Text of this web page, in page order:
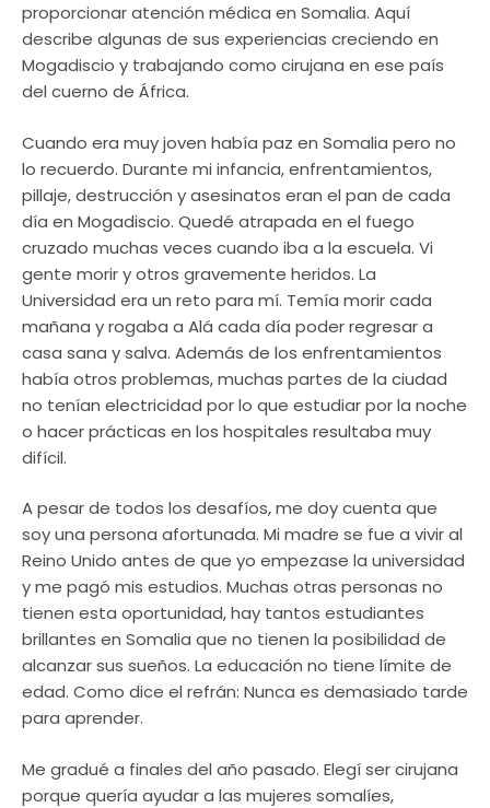
proporcionar atención médica en Somalia. Aquí
describe algunas de sus experiencias creciendo en
Mogadiscio y trabajando como cirujana en ese país
del cuerno de África.
Cuando era muy joven había paz en Somalia pero no
lo recuerdo. Durante mi infancia, enfrentamientos,
pillaje, destrucción y asesinatos eran el pan de cada
día en Mogadiscio. Quedé atrapada en el fuego
cruzado muchas veces cuando iba a la escuela. Vi
gente morir y otros gravemente heridos. La
Universidad era un reto para mí. Temía morir cada
mañana y rogaba a Alá cada día poder regresar a
casa sana y salva. Además de los enfrentamientos
había otros problemas, muchas partes de la ciudad
no tenían electricidad por lo que estudiar por la noche
o hacer prácticas en los hospitales resultaba muy
difícil.
A pesar de todos los desafíos, me doy cuenta que
soy una persona afortunada. Mi madre se fue a vivir al
Reino Unido antes de que yo empezase la universidad
y me pagó mis estudios. Muchas otras personas no
tienen esta oportunidad, hay tantos estudiantes
brillantes en Somalia que no tienen la posibilidad de
alcanzar sus sueños. La educación no tiene límite de
edad. Como dice el refrán: Nunca es demasiado tarde
para aprender.
Me gradué a finales del año pasado. Elegí ser cirujana
porque quería ayudar a las mujeres somalíes,